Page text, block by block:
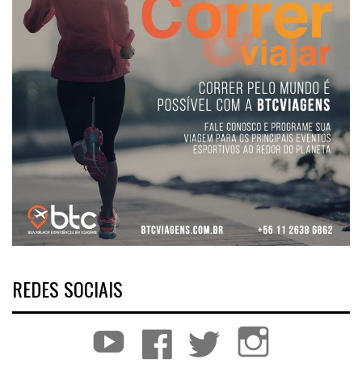
REDES SOCIAIS
YouTube Facebook Twitter